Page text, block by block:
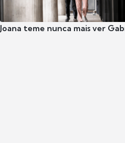
Joana teme nunca mais ver